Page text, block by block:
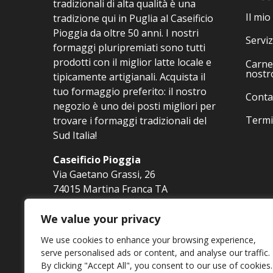
We value your privacy
We use cookies to enhance your browsing experience,
serve personalised ads or content, and analyse our traffic.
By clicking "Accept All", you consent to our use of cookies.
prodotto
tradizionali di alta qualità è una
tradizione qui in Puglia al Caseificio
Pioggia da oltre 50 anni. I nostri
formaggi pluripremiati sono tutti
prodotti con il miglior latte locale e
tipicamente artigianali. Acquista il
tuo formaggio preferito: il nostro
negozio è uno dei posti migliori per
trovare i formaggi tradizionali del
Sud Italia!
Caseificio Pioggia
Via Gaetano Grassi, 26
74015 Martina Franca TA
info@pioggiastore.it
Il